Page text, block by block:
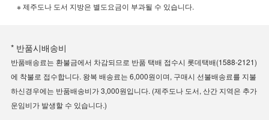
※ 제주도나 도서 지방은 별도요금이 부과될 수 있습니다.
* 반품시배송비
반품배송료는 환불금에서 차감되므로 반품 택배 접수시 롯데택배(1588-2121)
에 착불로 접수합니다. 왕복 배송료는 6,000원이며, 구매시 선불배송료를 지불
하신경우에는 반품배송비가 3,000원입니다. (제주도나 도서, 산간 지역은 추가
운임비가 발생할 수 있습니다.)